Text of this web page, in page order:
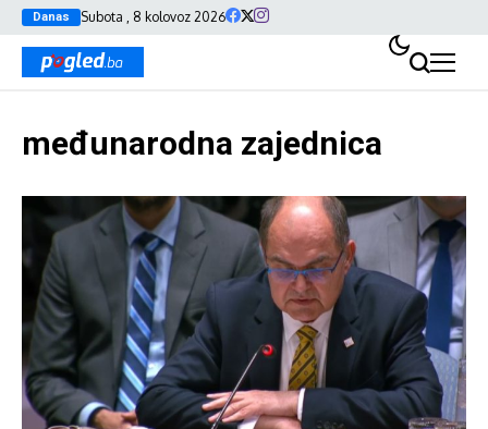
Danas Subota , 8 kolovoz 2026
međunarodna zajednica